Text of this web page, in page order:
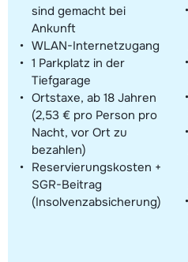
sind gemacht bei
Ankunft
WLAN-Internetzugang
1 Parkplatz in der
Tiefgarage
Ortstaxe, ab 18 Jahren
(2,53 € pro Person pro
Nacht, vor Ort zu
bezahlen)
Reservierungskosten +
SGR-Beitrag
(Insolvenzabsicherung)